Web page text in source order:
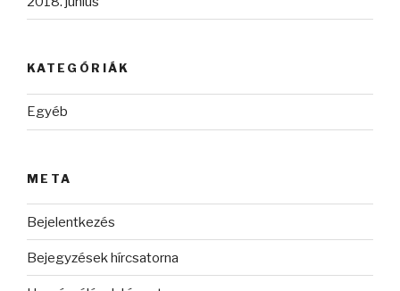
KATEGÓRIÁK
Egyéb
META
Bejelentkezés
Bejegyzések hírcsatorna